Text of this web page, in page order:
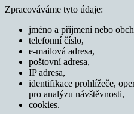
Zpracováváme tyto údaje:
jméno a příjmení nebo
telefonní číslo,
e-mailová adresa,
poštovní adresa,
IP adresa,
identifikace prohlížeče,
pro analýzu návštěvnosti,
cookies.